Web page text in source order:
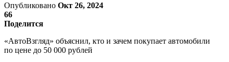
Опубликовано Окт 26, 2024
66
Поделится
«АвтоВзгляд» объяснил, кто и зачем покупает автомобили
по цене до 50 000 рублей